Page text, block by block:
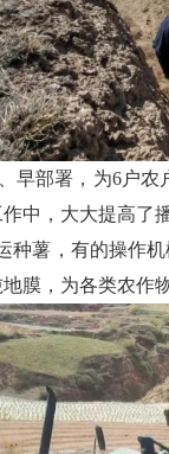
早部署，为6户
中，大大提高了
种薯，有的操作
膜，为各类农作